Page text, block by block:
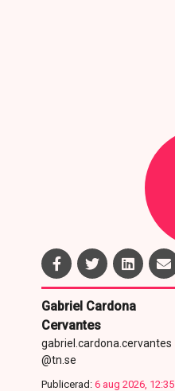
Gabriel Cardona
Cervantes
gabriel.cardona.cervantes
@tn.se
Publicerad: 6 aug 2026, 12:35